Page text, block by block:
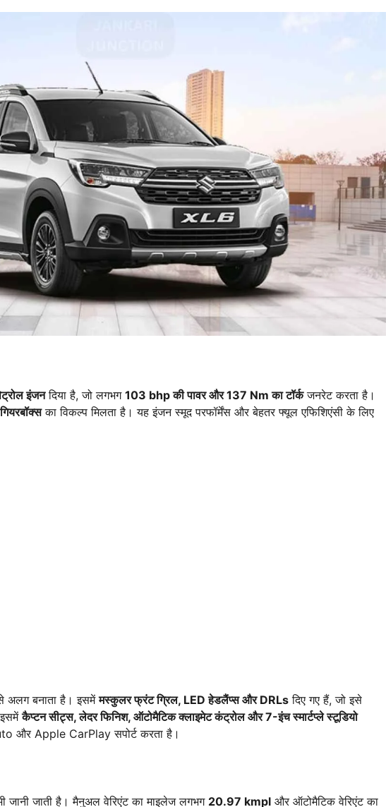
इंजनदिया है, जो लगभग 103 bhp की पावर और 137 Nm का टॉर्कजनरेट करता है।
का विकल्प मिलता है। यह इंजन स्मूद परफॉर्मेंस और बेहतर फ्यूल एफिशिएंसी के लिए
अलग बनाता है। इसमेंमस्कुलर फ्रंट ग्रिल, LED हेडलैंप्स और DRLs दिए गए हैं, जो इसे
इसमेंकैप्टन सीट्स, लेदर फिनिश, ऑटोमैटिक क्लाइमेट कंट्रोल और 7-इंच स्मार्टप्ले स्टूडियो
और Apple CarPlay सपोर्ट करता है।
जानी जाती है। मैनुअल वेरिएंट का माइलेज लगभग 20.97 kmpl और ऑटोमैटिक वेरिएंट का